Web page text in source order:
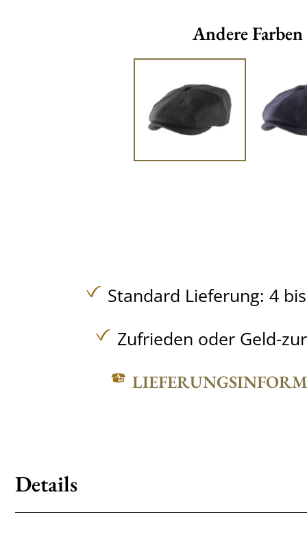
Andere Farben
Standard Lieferung: 4
Zufrieden oder Geld-
Details